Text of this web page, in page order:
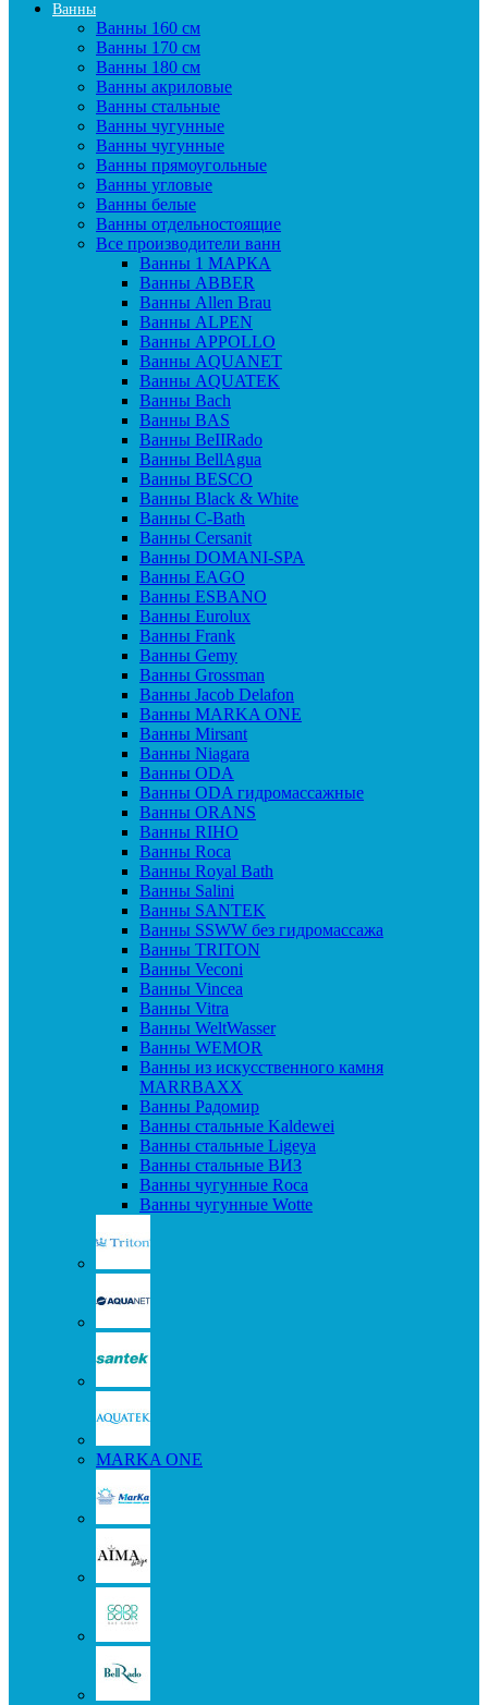
Ванны
Ванны 160 см
Ванны 170 см
Ванны 180 см
Ванны акриловые
Ванны стальные
Ванны чугунные
Ванны чугунные
Ванны прямоугольные
Ванны угловые
Ванны белые
Ванны отдельностоящие
Все производители ванн
Ванны 1 МАРКА
Ванны ABBER
Ванны Allen Brau
Ванны ALPEN
Ванны APPOLLO
Ванны AQUANET
Ванны AQUATEK
Ванны Bach
Ванны BAS
Ванны BeIIRado
Ванны BellAgua
Ванны BESCO
Ванны Black & White
Ванны C-Bath
Ванны Cersanit
Ванны DOMANI-SPA
Ванны EAGO
Ванны ESBANO
Ванны Eurolux
Ванны Frank
Ванны Gemy
Ванны Grossman
Ванны Jacob Delafon
Ванны MARKA ONE
Ванны Mirsant
Ванны Niagara
Ванны ODA
Ванны ODA гидромассажные
Ванны ORANS
Ванны RIHO
Ванны Roca
Ванны Royal Bath
Ванны Salini
Ванны SANTEK
Ванны SSWW без гидромассажа
Ванны TRITON
Ванны Veconi
Ванны Vincea
Ванны Vitra
Ванны WeltWasser
Ванны WEMOR
Ванны из искусственного камня
MARRBAXX
Ванны Радомир
Ванны стальные Kaldewei
Ванны стальные Ligeya
Ванны стальные ВИЗ
Ванны чугунные Roca
Ванны чугунные Wotte
MARKA ONE